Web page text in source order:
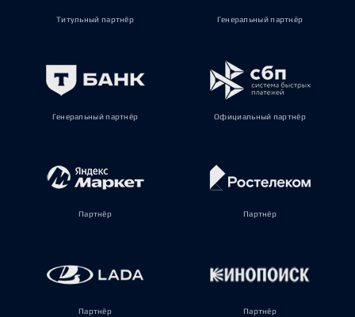
Титульный партнёр Генеральный партнёр
Генеральный партнёр Официальный партнёр
Партнёр Партнёр
Партнёр Партнёр